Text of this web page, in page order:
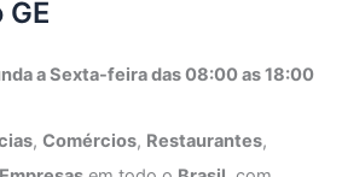
a Sexta-feira das 08:00 as 18:00
,Comércios, Restaurantes,